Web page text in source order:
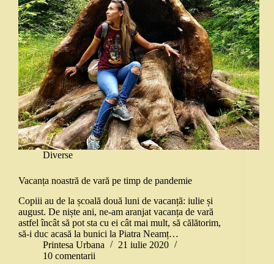
Diverse
Vacanța noastră de vară pe timp de pandemie
Copiii au de la școală două luni de vacanță: iulie și
august. De niște ani, ne-am aranjat vacanța de vară
astfel încât să pot sta cu ei cât mai mult, să călătorim,
să-i duc acasă la bunici la Piatra Neamț…
Printesa Urbana
21 iulie 2020
10 comentarii